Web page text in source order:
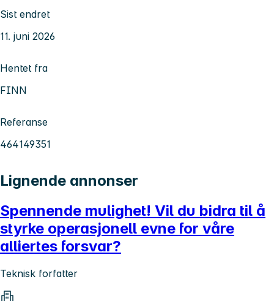
Sist endret
11. juni 2026
Hentet fra
FINN
Referanse
464149351
Lignende annonser
Spennende mulighet! Vil du bidra til å
styrke operasjonell evne for våre
alliertes forsvar?
Teknisk forfatter